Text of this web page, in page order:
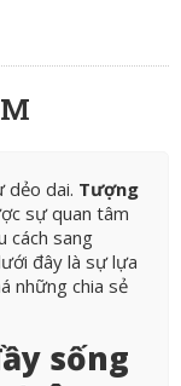
dẻo dai. Tượng
sự quan tâm
cách sang
đây là sự lựa
những chia sẻ
sống